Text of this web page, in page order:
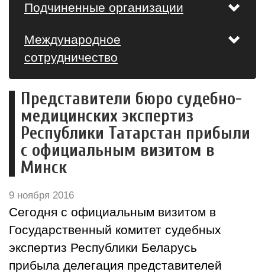
Подчиненные организации
Международное
сотрудничество
Представители бюро судебно-
медицинских экспертиз
Республики Татарстан прибыли
с официальным визитом в
Минск
9 ноября 2016
Сегодня с официальным визитом в
Государственный комитет судебных
экспертиз Республики Беларусь
прибыла делегация представителей